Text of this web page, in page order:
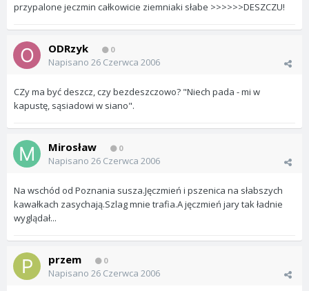
przypalone jeczmin całkowicie ziemniaki słabe >>>>>>DESZCZU!
ODRzyk 0
Napisano 26 Czerwca 2006
CZy ma być deszcz, czy bezdeszczowo? "Niech pada - mi w
kapustę, sąsiadowi w siano".
Mirosław 0
Napisano 26 Czerwca 2006
Na wschód od Poznania susza.Jęczmień i pszenica na słabszych
kawałkach zasychają.Szlag mnie trafia.A jęczmień jary tak ładnie
wyglądał...
przem 0
Napisano 26 Czerwca 2006